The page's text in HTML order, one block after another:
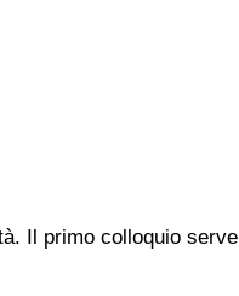
Il primo colloquio serve